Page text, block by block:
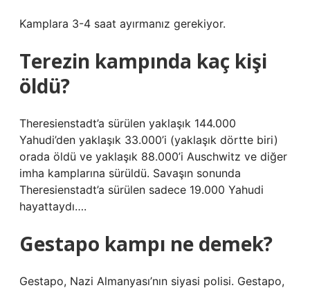
Kamplara 3-4 saat ayırmanız gerekiyor.
Terezin kampında kaç kişi
öldü?
Theresienstadt’a sürülen yaklaşık 144.000
Yahudi’den yaklaşık 33.000’i (yaklaşık dörtte biri)
orada öldü ve yaklaşık 88.000’i Auschwitz ve diğer
imha kamplarına sürüldü. Savaşın sonunda
Theresienstadt’a sürülen sadece 19.000 Yahudi
hayattaydı….
Gestapo kampı ne demek?
Gestapo, Nazi Almanyası’nın siyasi polisi. Gestapo,